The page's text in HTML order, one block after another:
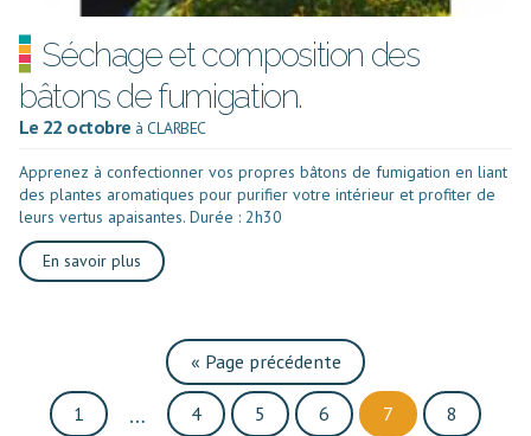
Séchage et composition des
bâtons de fumigation.
Le 22 octobre à CLARBEC
Apprenez à confectionner vos propres bâtons de fumigation en liant
des plantes aromatiques pour purifier votre intérieur et profiter de
leurs vertus apaisantes. Durée : 2h30
En savoir plus
« Page précédente
1 … 4 5 6 7 8